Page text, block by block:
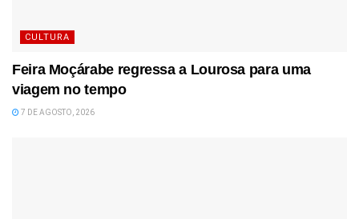
CULTURA
Feira Moçárabe regressa a Lourosa para uma
viagem no tempo
7 DE AGOSTO, 2026